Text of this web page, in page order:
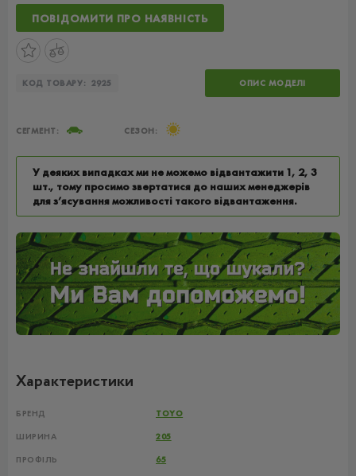
ПОВІДОМИТИ ПРО НАЯВНІСТЬ
КОД ТОВАРУ: 2925 ОПИС МОДЕЛІ
СЕГМЕНТ: СЕЗОН:
У деяких випадках ми не можемо відвантажити 1, 2, 3
шт., тому просимо звертатися до наших менеджерів
для з’ясування можливості такого відвантаження.
Характеристики
БРЕНД TOYO
ШИРИНА 205
ПРОФІЛЬ 65